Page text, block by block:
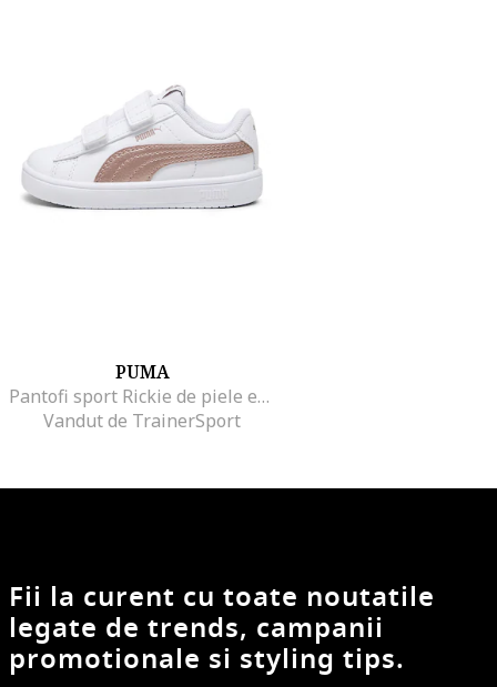
PUMA
Pantofi sport Rickie de piele ecologica cu velcro, Alb/Auriu rose
Vandut de TrainerSport
Fii la curent cu toate noutatile
legate de trends, campanii
promotionale si styling tips.